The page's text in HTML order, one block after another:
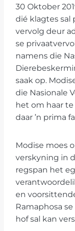
30 Oktober
dié klagtes sal
vervolg deur
se
namens die
saak op.
die Nasionale
het om haar
daar ’n prima
Modise moes
verskyning in
regspan het
en
Ramaphosa
hof sal kan